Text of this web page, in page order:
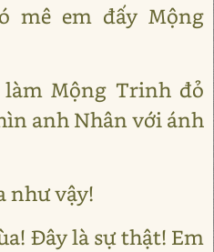
mê em đấy Mộng
làm Mộng Trinh đỏ
anh Nhân với ánh
như vậy!
Đây là sự thật! Em